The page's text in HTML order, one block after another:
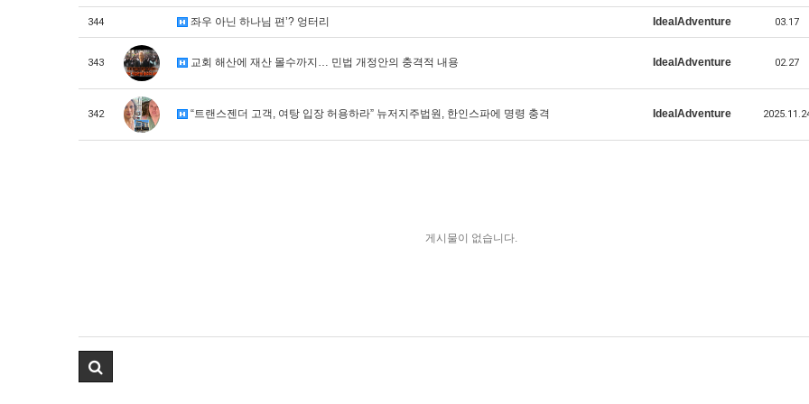
344 좌우 아닌 하나님 편’? 엉터리 IdealAdventure 03.17
343 교회 해산에 재산 몰수까지… 민법 개정안의 충격적 내용 IdealAdventure 02.27
342 “트랜스젠더 고객, 여탕 입장 허용하라” 뉴저지주법원, 한인스파에 명령 충격 IdealAdventure
게시물이 없습니다.